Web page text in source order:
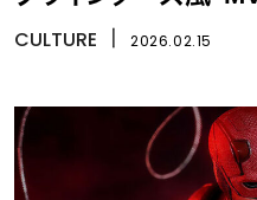
CULTURE 2026.02.15